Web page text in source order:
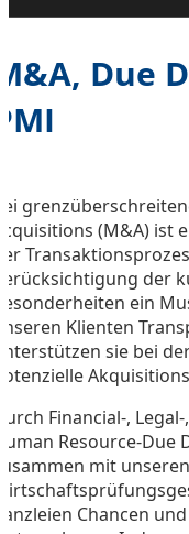
Due
(M&A) ist
der
ein
Klienten
sie bei
Financial-,
Resource-Due
mit
Chancen